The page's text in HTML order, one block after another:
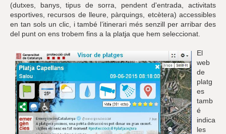
(dutxes, banys, tipus de sorra, pendent d'entrada, activitats
esportives, recursos de lleure, pàrquings, etcètera) accessibles
en tan sols un clic, i també l’itinerari més senzill per arribar des
del punt on ens trobem fins a la platja que hem seleccionat.
El
web
de
platg
es
tamb
é
indica
les